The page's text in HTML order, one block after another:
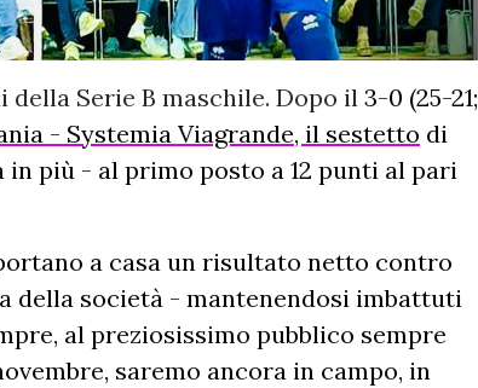
Serie B maschile. Dopo il 3-0 (25-21;
- Systemia Viagrande, il sestetto di
più - al primo posto a 12 punti al pari
a casa un risultato netto contro
della società - mantenendosi imbattuti
al preziosissimo pubblico sempre
saremo ancora in campo, in